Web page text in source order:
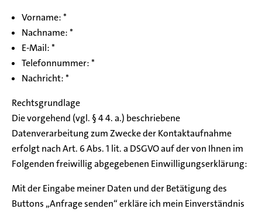
Vorname: *
Nachname: *
E-Mail: *
Telefonnummer: *
Nachricht: *
Rechtsgrundlage
Die vorgehend (vgl. § 4 4. a.) beschriebene
Datenverarbeitung zum Zwecke der Kontaktaufnahme
erfolgt nach Art. 6 Abs. 1 lit. a DSGVO auf der von Ihnen im
Folgenden freiwillig abgegebenen Einwilligungserklärung:
Mit der Eingabe meiner Daten und der Betätigung des
Buttons „Anfrage senden“ erkläre ich mein Einverständnis